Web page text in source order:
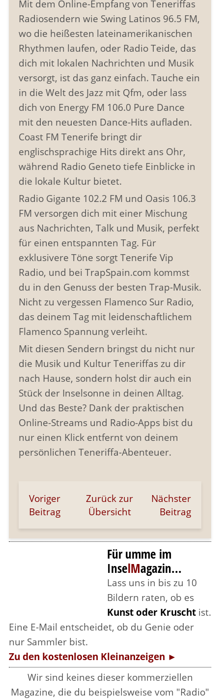
Mit dem Online-Empfang von Teneriffas
Radiosendern wie Swing Latinos 96.5 FM,
wo die heißesten lateinamerikanischen
Rhythmen laufen, oder Radio Teide, das
dich mit lokalen Nachrichten und Musik
versorgt, ist das ganz einfach. Tauche ein
in die Welt des Jazz mit Qfm, oder lass
dich von Energy FM 106.0 Pure Dance
mit den neuesten Dance-Hits aufladen.
Coast FM Tenerife bringt dir
englischsprachige Hits direkt ans Ohr,
während Radio Geneto tiefe Einblicke in
die lokale Kultur bietet.
Radio Gigante 102.2 FM und Oasis 106.3
FM versorgen dich mit einer Mischung
aus Nachrichten, Talk und Musik, perfekt
für einen entspannten Tag. Für
exklusivere Töne sorgt Tenerife Vip
Radio, und bei TrapSpain.com kommst
du in den Genuss der besten Trap-Musik.
Nicht zu vergessen Flamenco Sur Radio,
das deinem Tag mit leidenschaftlichem
Flamenco Spannung verleiht.
Mit diesen Sendern bringst du nicht nur
die Musik und Kultur Teneriffas zu dir
nach Hause, sondern holst dir auch ein
Stück der Inselsonne in deinen Alltag.
Und das Beste? Dank der praktischen
Online-Streams und Radio-Apps bist du
nur einen Klick entfernt von deinem
persönlichen Teneriffa-Abenteuer.
Voriger
Beitrag
Zurück zur
Übersicht
Nächster
Beitrag
Für umme im
InselMagazin...
Lass uns in bis zu 10
Bildern raten, ob es
Kunst oder Kruschtist.
Eine E-Mail entscheidet, ob du Genie oder
nur Sammler bist.
Zu den kostenlosen Kleinanzeigen ►
Wir sind keines dieser kommerziellen
Magazine, die du beispielsweise vom "Radio"